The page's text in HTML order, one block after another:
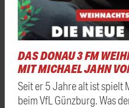
DAS DONAU 3 FM
MIT MICHAEL JAHN
Seit er 5 Jahre alt ist spielt
beim VfL Günzburg. Was